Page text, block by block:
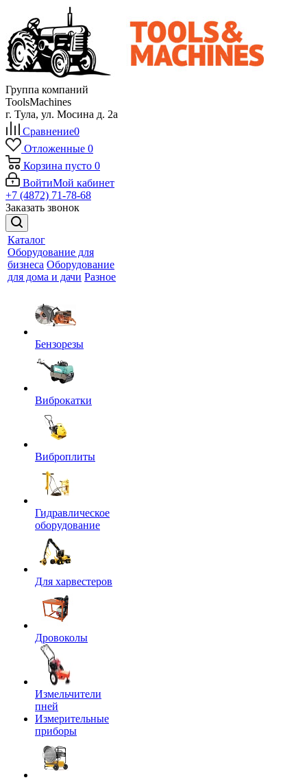
Группа компаний
ToolsMachines
г. Тула, ул. Мосина д. 2а
Сравнение0
Отложенные 0
Корзина пусто 0
ВойтиМой кабинет
+7 (4872) 71-78-68
Заказать звонок
Каталог
Оборудование для
бизнеса Оборудование
для дома и дачи Разное
Бензорезы
Виброкатки
Виброплиты
Гидравлическое
оборудование
Для харвестеров
Дровоколы
Измельчители
пней
Измерительные
приборы